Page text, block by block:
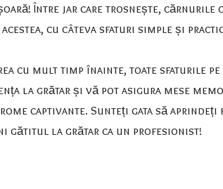
Între jar care trosnește, cărnurile
cu câteva sfaturi simple și
cu mult timp înainte, toate sfaturile pe
la grătar și vă pot asigura mese
captivante. Sunteți gata să
gătitul la grătar ca un profesionist!